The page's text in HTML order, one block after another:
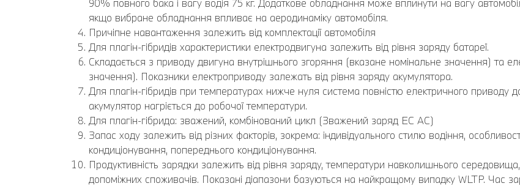
якщо вибране обладнання впливає на аеродинаміку автомобіля.
Причіпне навантаження залежить від комплектації автомобіля
Для плагін-гібридів характеристики електродвигуна залежить від рівня заряду батареї.
Складається з приводу двигуна внутрішнього згоряння (вказане номінальне значення) та
значення). Показники електроприводу залежать від рівня заряду акумулятора.
Для плагін-гібридів при температурах нижче нуля система повністю електричного приводу
акумулятор нагріється до робочої температури.
Для плагін-гібрида: зважений, комбінований цикл (Зважений заряд EC AC)
Запас ходу залежить від різних факторів, зокрема: індивідуального стилю водіння,
кондиціонування, попереднього кондиціонування.
Продуктивність зарядки залежить від рівня заряду, температури навколишнього
допоміжних споживачів. Показані діапазони базуються на найкращому випадку WLTP. Час